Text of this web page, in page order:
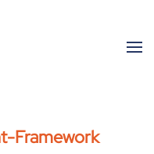
Framework